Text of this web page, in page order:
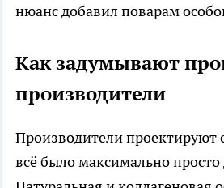
нюанс добавил поварам
Как задумывают
производители
Производители проектируют
всё было максимально